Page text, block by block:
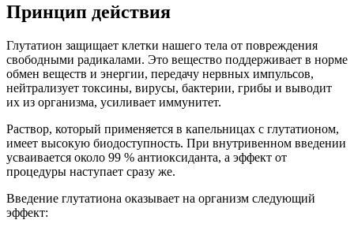
Принцип действия
Глутатион защищает клетки нашего тела от повреждения
свободными радикалами. Это вещество поддерживает в норме
обмен веществ и энергии, передачу нервных импульсов,
нейтрализует токсины, вирусы, бактерии, грибы и выводит
их из организма, усиливает иммунитет.
Раствор, который применяется в капельницах с глутатионом,
имеет высокую биодоступность. При внутривенном введении
усваивается около 99 % антиоксиданта, а эффект от
процедуры наступает сразу же.
Введение глутатиона оказывает на организм следующий
эффект: